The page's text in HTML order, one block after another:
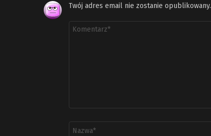
Twój adres email nie zostanie opublikowany.
Komentarz